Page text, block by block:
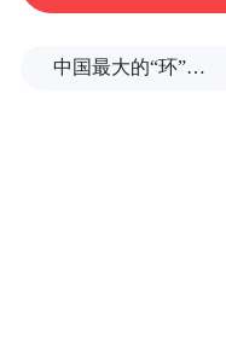
中国最大的“环”，要来了